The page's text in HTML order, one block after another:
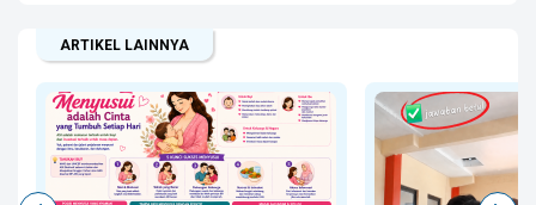
ARTIKEL LAINNYA